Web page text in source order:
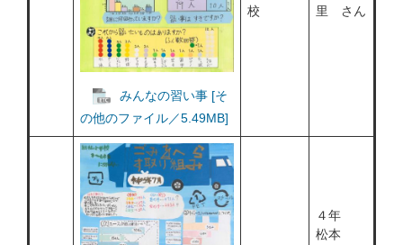
みんなの習い事 [そ
の他のファイル／5.49MB]
校
里 さん
４年
松本